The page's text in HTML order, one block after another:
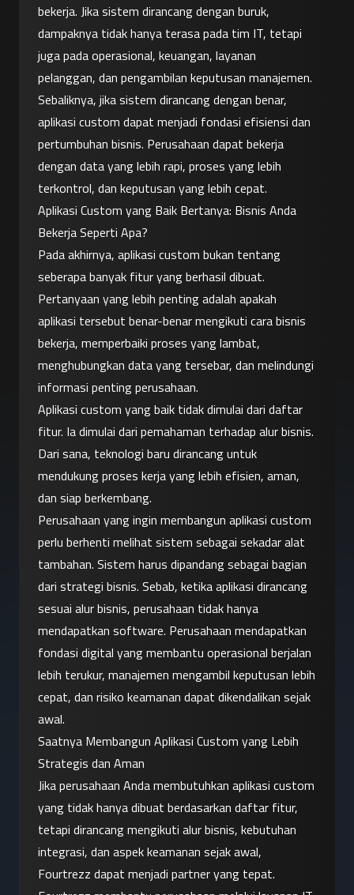
bekerja. Jika sistem dirancang dengan buruk,
dampaknya tidak hanya terasa pada tim IT, tetapi
juga pada operasional, keuangan, layanan
pelanggan, dan pengambilan keputusan manajemen.
Sebaliknya, jika sistem dirancang dengan benar,
aplikasi custom dapat menjadi fondasi efisiensi dan
pertumbuhan bisnis. Perusahaan dapat bekerja
dengan data yang lebih rapi, proses yang lebih
terkontrol, dan keputusan yang lebih cepat.
Aplikasi Custom yang Baik Bertanya: Bisnis Anda
Bekerja Seperti Apa?
Pada akhirnya, aplikasi custom bukan tentang
seberapa banyak fitur yang berhasil dibuat.
Pertanyaan yang lebih penting adalah apakah
aplikasi tersebut benar-benar mengikuti cara bisnis
bekerja, memperbaiki proses yang lambat,
menghubungkan data yang tersebar, dan melindungi
informasi penting perusahaan.
Aplikasi custom yang baik tidak dimulai dari daftar
fitur. Ia dimulai dari pemahaman terhadap alur bisnis.
Dari sana, teknologi baru dirancang untuk
mendukung proses kerja yang lebih efisien, aman,
dan siap berkembang.
Perusahaan yang ingin membangun aplikasi custom
perlu berhenti melihat sistem sebagai sekadar alat
tambahan. Sistem harus dipandang sebagai bagian
dari strategi bisnis. Sebab, ketika aplikasi dirancang
sesuai alur bisnis, perusahaan tidak hanya
mendapatkan software. Perusahaan mendapatkan
fondasi digital yang membantu operasional berjalan
lebih terukur, manajemen mengambil keputusan lebih
cepat, dan risiko keamanan dapat dikendalikan sejak
awal.
Saatnya Membangun Aplikasi Custom yang Lebih
Strategis dan Aman
Jika perusahaan Anda membutuhkan aplikasi custom
yang tidak hanya dibuat berdasarkan daftar fitur,
tetapi dirancang mengikuti alur bisnis, kebutuhan
integrasi, dan aspek keamanan sejak awal,
Fourtrezz dapat menjadi partner yang tepat.